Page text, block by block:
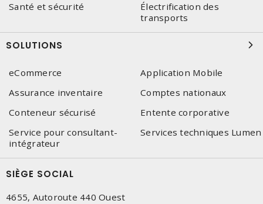
Santé et sécurité
Électrification des
transports
SOLUTIONS
eCommerce
Application Mobile
Assurance inventaire
Comptes nationaux
Conteneur sécurisé
Entente corporative
Service pour consultant-
intégrateur
Services techniques Lumen
SIÈGE SOCIAL
4655, Autoroute 440 Ouest